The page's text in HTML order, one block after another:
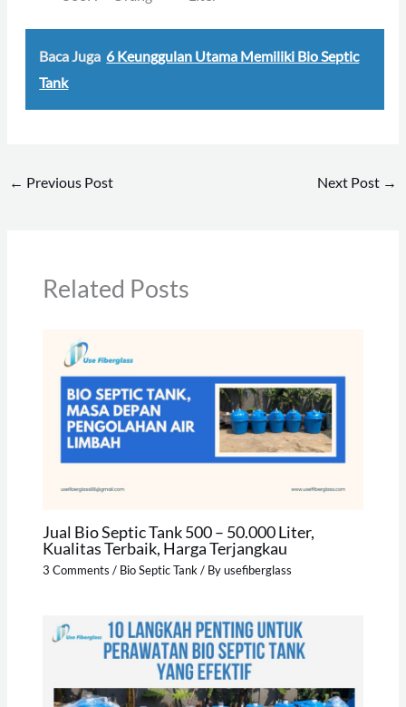
Baca Juga 6 Keunggulan Utama Memiliki Bio Septic
Tank
← Previous Post Next Post →
Related Posts
Jual Bio Septic Tank 500 – 50.000 Liter,
Kualitas Terbaik, Harga Terjangkau
3 Comments / Bio Septic Tank/ Byusefiberglass